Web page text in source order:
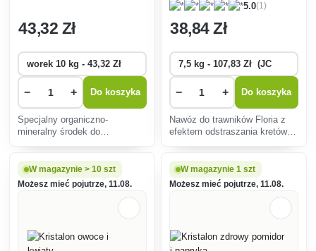
43,32 Zł
− + Do koszyka
Specjalny organiczno-
mineralny środek do
azot i żelazo - ważne dla
bogatej barwy trawnika.
5.0(1)
38,84 Zł
− + Do koszyka
Nawóz do trawników Floria z
efektem odstraszania kretów
i jednocześnie zapobieganie
kretom.
W magazynie > 10 szt
Możesz mieć pojutrze, 11.08.
W magazynie 1 szt
Możesz mieć pojutrze, 11.08.